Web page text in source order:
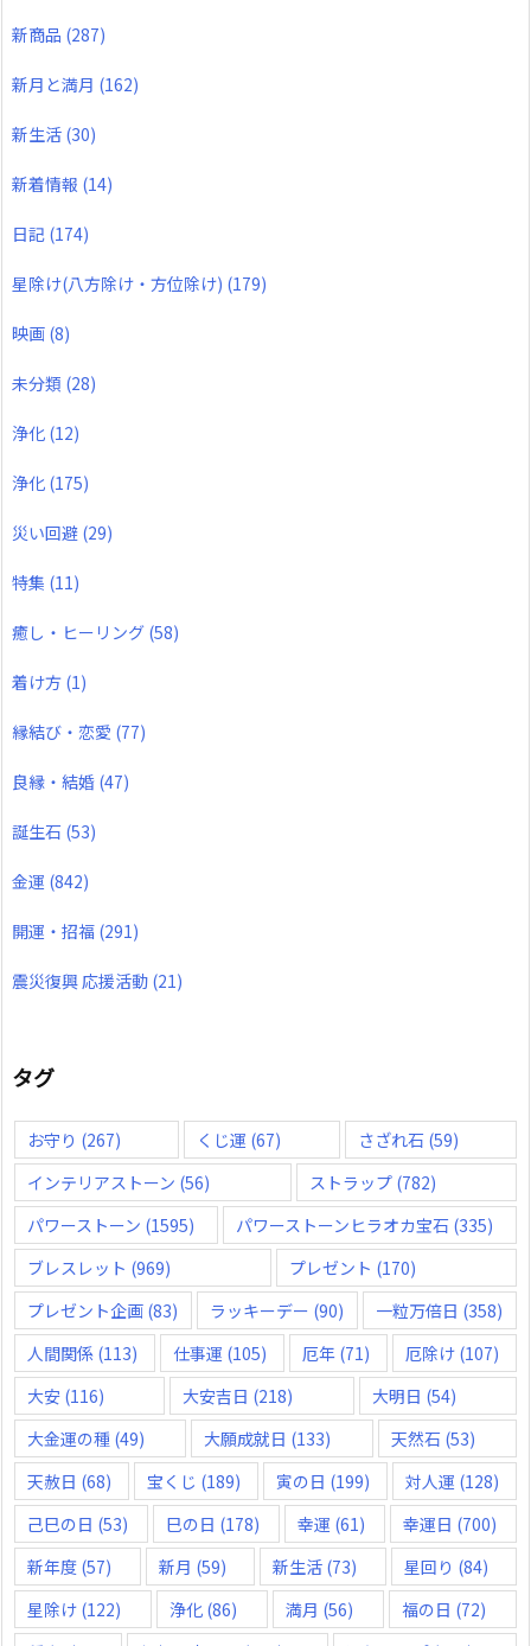
新商品 (287)
新月と満月 (162)
新生活 (30)
新着情報 (14)
日記 (174)
星除け(八方除け・方位除け) (179)
映画 (8)
未分類 (28)
浄化 (12)
浄化 (175)
災い回避 (29)
特集 (11)
癒し・ヒーリング (58)
着け方 (1)
縁結び・恋愛 (77)
良縁・結婚 (47)
誕生石 (53)
金運 (842)
開運・招福 (291)
震災復興 応援活動 (21)
タグ
お守り (267) くじ運 (67) さざれ石 (59)
インテリアストーン (56) ストラップ(782)
パワーストーン (1595) パワーストーンヒラオカ宝石 (335)
ブレスレット (969) プレゼント (170)
プレゼント企画 (83) ラッキーデー (90) 一粒万倍日 (358)
人間関係 (113) 仕事運 (105) 厄年 (71) 厄除け (107)
大安 (116) 大安吉日 (218) 大明日 (54)
大金運の種 (49) 大願成就日 (133) 天然石 (53)
天赦日 (68) 宝くじ (189) 寅の日 (199) 対人運 (128)
己巳の日 (53) 巳の日 (178) 幸運 (61) 幸運日 (700)
新年度 (57) 新月 (59) 新生活 (73) 星回り (84)
星除け (122) 浄化 (86) 満月 (56) 福の日 (72)